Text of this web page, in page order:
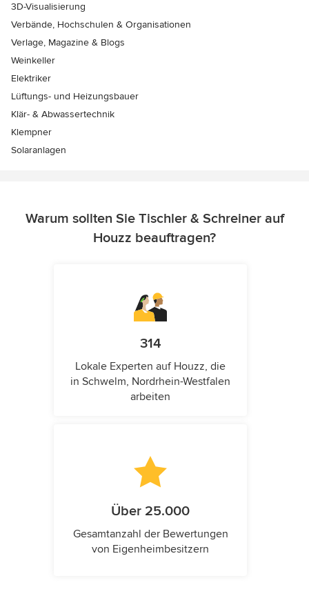
3D-Visualisierung
Verbände, Hochschulen & Organisationen
Verlage, Magazine & Blogs
Weinkeller
Elektriker
Lüftungs- und Heizungsbauer
Klär- & Abwassertechnik
Klempner
Solaranlagen
Warum sollten Sie Tischler & Schreiner auf
Houzz beauftragen?
314
Lokale Experten auf Houzz, die
in Schwelm, Nordrhein-Westfalen
arbeiten
Über 25.000
Gesamtanzahl der Bewertungen
von Eigenheimbesitzern